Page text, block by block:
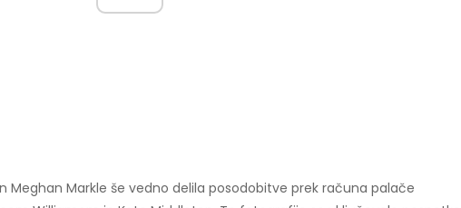
Meghan Markle še vedno delila posodobitve prek računa palače